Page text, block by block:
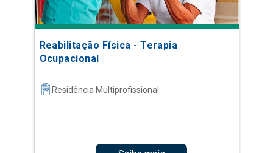
Reabilitação Física - Terapia
Ocupacional
Residência Multiprofissional